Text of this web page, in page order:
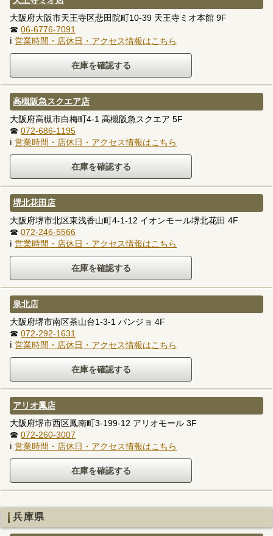
大阪府大阪市天王寺区悲田院町10-39 天王寺ミオ本館 9F
☎ 06-6776-7091
ℹ 営業時間・店休日・アクセス情報はこちら
高槻阪急スクエア店
大阪府高槻市白梅町4-1 高槻阪急スクエア 5F
☎ 072-686-1195
ℹ 営業時間・店休日・アクセス情報はこちら
堺北花田店
大阪府堺市北区東浅香山町4-1-12 イオンモール堺北花田 4F
☎ 072-246-5566
ℹ 営業時間・店休日・アクセス情報はこちら
泉北店
大阪府堺市南区茶山台1-3-1 パンジョ 4F
☎ 072-292-1631
ℹ 営業時間・店休日・アクセス情報はこちら
アリオ鳳店
大阪府堺市西区鳳南町3-199-12 アリオモール 3F
☎ 072-260-3007
ℹ 営業時間・店休日・アクセス情報はこちら
兵庫県